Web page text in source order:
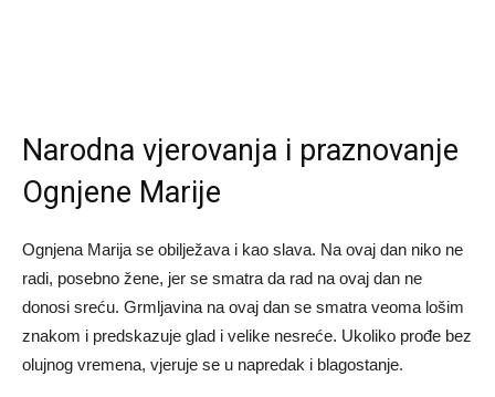
Narodna vjerovanja i praznovanje
Ognjene Marije
Ognjena Marija se obilježava i kao slava. Na ovaj dan niko ne
radi, posebno žene, jer se smatra da rad na ovaj dan ne
donosi sreću. Grmljavina na ovaj dan se smatra veoma lošim
znakom i predskazuje glad i velike nesreće. Ukoliko prođe bez
olujnog vremena, vjeruje se u napredak i blagostanje.